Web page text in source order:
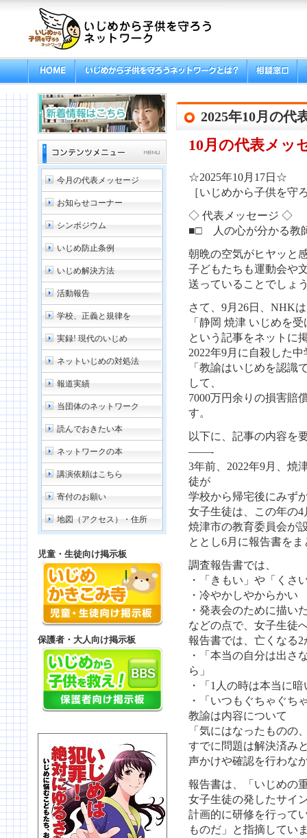
今月の代表メッセージ
お知らせコーナー
シンポジウム
いじめ防止条例
いじめ解決方法
活動報告
学校、正義と規律を
実録! 現代のいじめ
ネットいじめの対処法
報道実績
当団体のネットワーク
読んでおきたい本
ネットワークの本
講演依頼はこちら
寄付のお願い
地図（アクセス）・住所
児童・生徒向け掲示板
保護者・大人向け掲示板
2025年10月の代
10月の代表メッ
☆2025年10月17日☆
［いじめから子供を守
◇ 代表メッセージ ◇
■□ 人の心が分かる教
朝晩の空気がヒヤッと
子どもたちも運動会や
送っていることでしょ
さて、9月26日、NHK
「静岡 焼津 いじめを
という記事をネットに
2022年9月に自殺した
「教諭はいじめを認識
して、
7000万円余りの損害賠
す。
以下に、記事の内容を
——-
3年前、2022年9月、焼
徒が
学校から帰宅後にみず
女子生徒は、この年の
焼津市の教育委員会が
ととし6月に報告書を
調査報告書では、
・「きもい」や「くさ
・冷やかしやからかい
・発表会のために描い
などの点で、女子生徒
報告書では、亡くなる
・「本当の自分は出さ
ら」
・「1人の時は本当に暗
・「いつもぐちゃぐち
教諭は内容について
「気にはなったものの
すでに問題は解決済み
声かけや確認を行わな
報告書は、「いじめの
女子生徒の発したサイ
計画的に研修を行って
ものだ」と指摘してい